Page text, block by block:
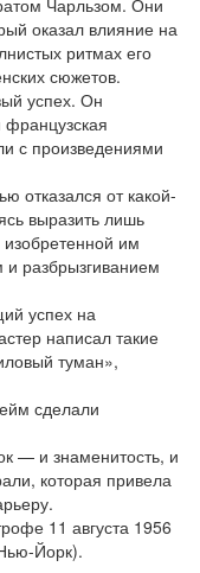
Чарльзом. Они
оказал влияние на
ритмах его
сюжетов.
успех. Он
французская
с произведениями
отказался от какой-
выразить лишь
им
разбрызгиванием
успех на
написал такие
туман»,
сделали
— и знаменитость, и
которая привела
11 августа 1956
Йорк).